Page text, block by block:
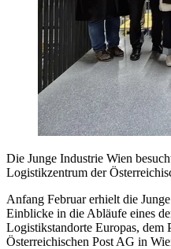
Die Junge Industrie Wien
Logistikzentrum der
Anfang Februar erhielt die
Einblicke in die Abläufe eines
Logistikstandorte Europas, dem
Österreichischen Post AG in